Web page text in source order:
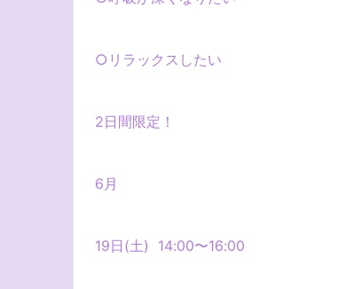
○ リラックスしたい
2日間限定！
6月
19日(土) 14:00〜16:00